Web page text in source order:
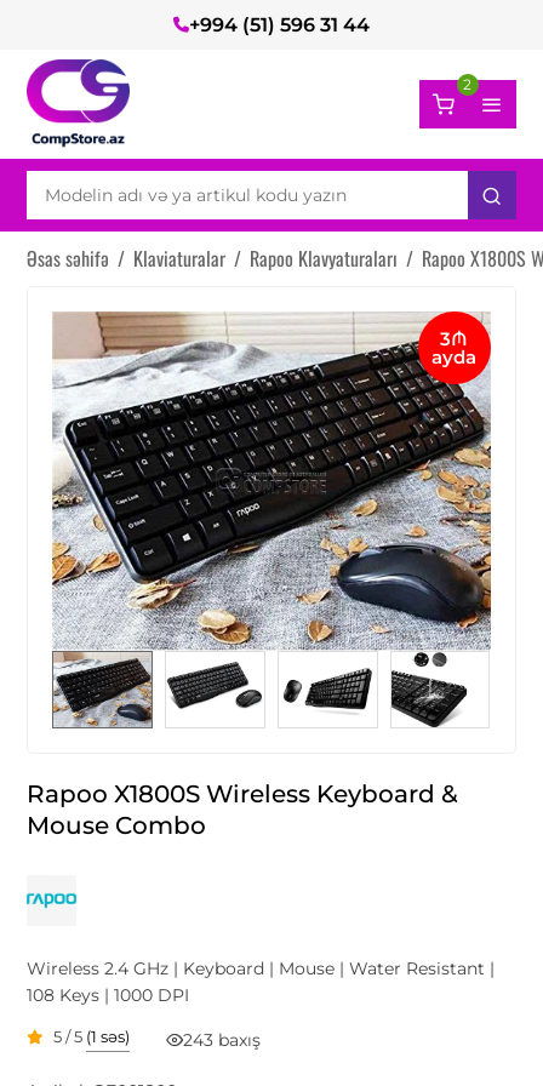
+994 (51) 596 31 44
2
Əsas səhifə / Klaviaturalar / Rapoo Klavyaturaları / Rapoo X1800S
3₼
ayda
Rapoo X1800S Wireless Keyboard &
Mouse Combo
Wireless 2.4 GHz | Keyboard | Mouse | Water Resistant |
108 Keys | 1000 DPI
5 / 5 (1 səs) 243 baxış